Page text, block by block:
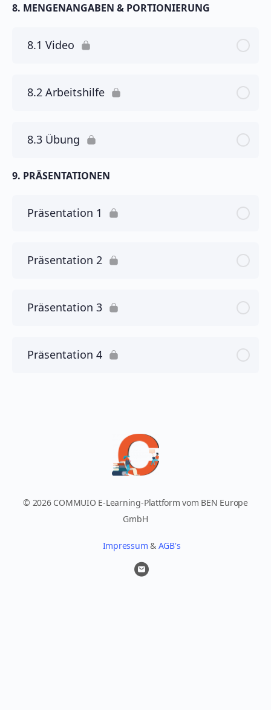
8. MENGENANGABEN & PORTIONIERUNG
8.1 Video
8.2 Arbeitshilfe
8.3 Übung
9. PRÄSENTATIONEN
Präsentation 1
Präsentation 2
Präsentation 3
Präsentation 4
© 2026 COMMUIO E-Learning-Plattform vom BEN Europe
GmbH
Impressum & AGB's